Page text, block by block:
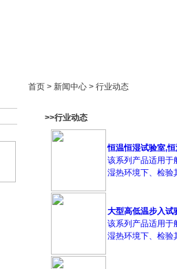
首页 > 新闻中心 > 行业动态
>>行业动态
恒温恒湿试验室,
该系列产品适用于
湿热环境下、检验
大型高低温步入试
该系列产品适用于
湿热环境下、检验